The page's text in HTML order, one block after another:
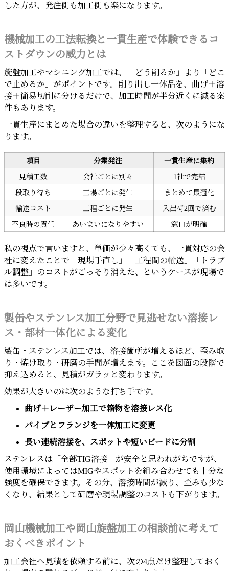
した方が、発注側も加工側も楽になります。
機械加工の工法転換と一貫生産で体験できるコ
ストダウンの威力とは
旋盤加工やマシニング加工では、「どう削るか」より「どこ
で止めるか」がポイントです。削り出し一体品を、曲げ＋溶
接＋簡易切削に分けるだけで、加工時間が半分近くに減る案
件もあります。
一貫生産にまとめた場合の違いを整理すると、次のようにな
ります。
項目 分業発注 一貫生産に集約
見積工数 会社ごとに別々 1社で完結
段取り待ち 工場ごとに発生 まとめて最適化
輸送コスト 工程ごとに発生 入出荷2回で済む
不良時の責任 あいまいになりやすい 窓口が明確
私の視点で言いますと、単価が少々高くても、一貫対応の会
社に変えたことで「現場手直し」「工程間の輸送」「トラブ
ル調整」のコストがごっそり消えた、というケースが現場で
は多いです。
製缶やステンレス加工分野で見逃せない溶接レ
ス・部材一体化による変化
製缶・ステンレス加工では、溶接箇所が増えるほど、歪み取
り・焼け取り・研磨の手間が増えます。ここを図面の段階で
抑え込めると、見積がガラッと変わります。
効果が大きいのは次のような打ち手です。
曲げ＋レーザー加工で箱物を溶接レス化
パイプとフランジを一体加工に変更
長い連続溶接を、スポットや短いビードに分割
ステンレスは「全部TIG溶接」が安全と思われがちですが、
使用環境によってはMIGやスポットを組み合わせても十分な
強度を確保できます。その分、溶接時間が減り、歪みも少な
くなり、結果として研磨や現場調整のコストも下がります。
岡山機械加工や岡山旋盤加工の相談前に考えて
おくべきポイント
加工会社へ見積を依頼する前に、次の4点だけ整理しておく